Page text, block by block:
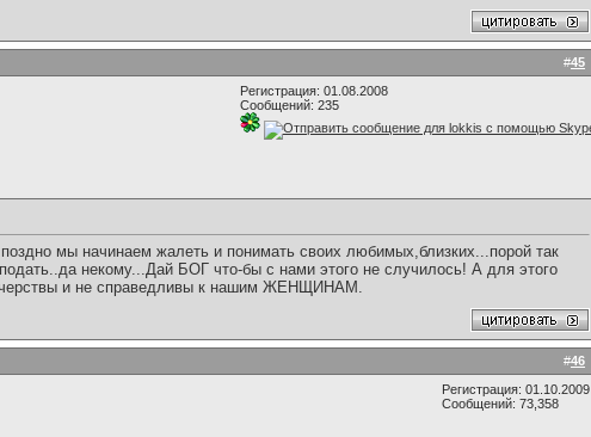
#45
Регистрация: 01.08.2008
Сообщений: 235
мы начинаем жалеть и понимать своих любимых,близких...порой так
некому...Дай БОГ что-бы с нами этого не случилось! А для этого
черствы и не справедливы к нашим ЖЕНЩИНАМ.
#46
Регистрация: 01.10.2009
Сообщений: 73,358